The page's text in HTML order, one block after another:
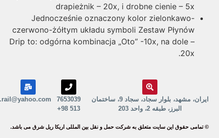
drapieżnik – 20x, i drobne cienie – 5x
Jednocześnie oznaczony kolor zielonkawo-
czerwono-żółtym układu symboli Zestaw Płynów
Drip to: odgórna kombinacja „Oto” -10x, na dole –
ایران، مشهد، بلوار سجاد، سجاد 9، ساختمان
البرز، طبقه 2، واحد 203
7653039
erika.rail@yahoo.com
حقوق این سایت متعلق به شرکت حمل و نقل بین المللی اریکا ریل شرق می باشد.